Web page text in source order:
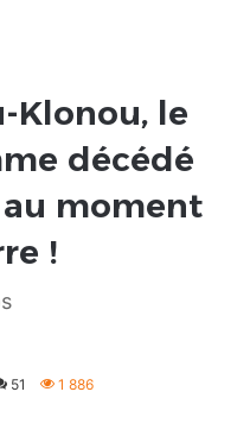
Klonou, le
décédé
moment
!
51 1 886